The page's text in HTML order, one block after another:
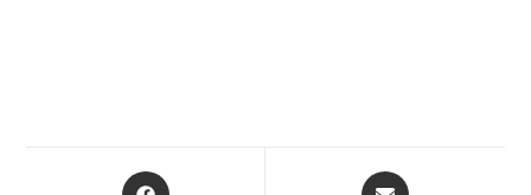
Opens
Opens